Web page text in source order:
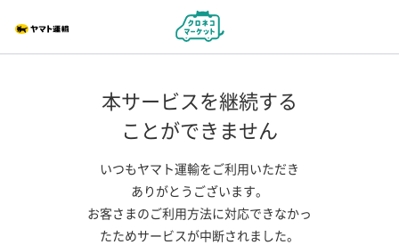
本サービスを継続する
ことができません
いつもヤマト運輸をご利用いただき
ありがとうございます。
お客さまのご利用方法に対応できなかっ
たためサービスが中断されました。